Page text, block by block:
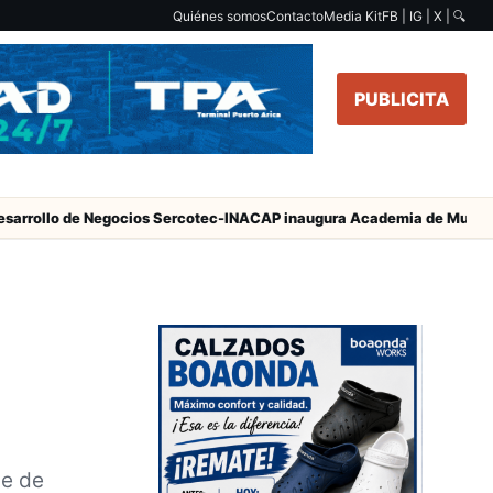
Quiénes somosContactoMedia KitFB | IG | X | 🔍
PUBLICITA
Sercotec-INACAP inaugura Academia de Mujeres
de